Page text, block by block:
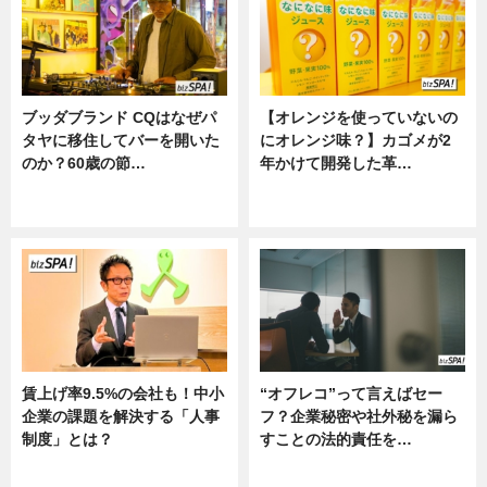
ブッダブランド CQはなぜパ
タヤに移住してバーを開いた
のか？60歳の節…
【オレンジを使っていないの
にオレンジ味？】カゴメが2
年かけて開発した革…
賃上げ率9.5%の会社も！中小
企業の課題を解決する「人事
制度」とは？
“オフレコ”って言えばセー
フ？企業秘密や社外秘を漏ら
すことの法的責任を…